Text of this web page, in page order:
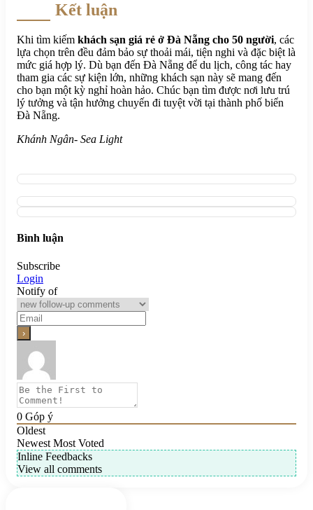
Kết luận
Khi tìm kiếm khách sạn giá rẻ ở Đà Nẵng cho 50 người, các
lựa chọn trên đều đảm bảo sự thoải mái, tiện nghi và đặc biệt là
mức giá hợp lý. Dù bạn đến Đà Nẵng để du lịch, công tác hay
tham gia các sự kiện lớn, những khách sạn này sẽ mang đến
cho bạn một kỳ nghỉ hoàn hảo. Chúc bạn tìm được nơi lưu trú
lý tưởng và tận hưởng chuyến đi tuyệt vời tại thành phố biển
Đà Nẵng.
Khánh Ngân- Sea Light
Bình luận
Subscribe
Login
Notify of
0 Góp ý
Oldest
Newest Most Voted
Inline Feedbacks
View all comments